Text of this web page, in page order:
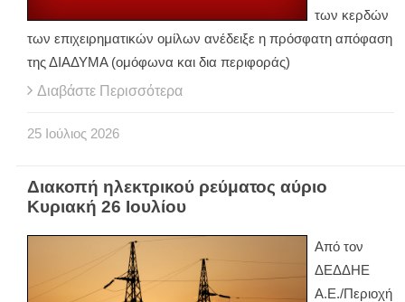
των κερδών
των επιχειρηματικών ομίλων ανέδειξε η πρόσφατη απόφαση
της ΔΙΑΔΥΜΑ (ομόφωνα και δια περιφοράς)
Διαβάστε Περισσότερα
25 Ιούλιος 2026
Διακοπή ηλεκτρικού ρεύματος αύριο
Κυριακή 26 Ιουλίου
Από τον
ΔΕΔΔΗΕ
Α.Ε./Περιοχή